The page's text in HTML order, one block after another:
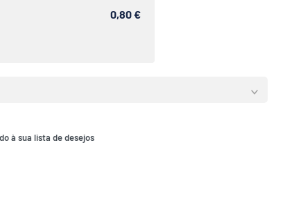
0,80 €
à sua lista de desejos